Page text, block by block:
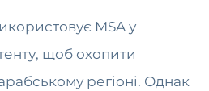
MSA у
щоб охопити
регіоні. Однак